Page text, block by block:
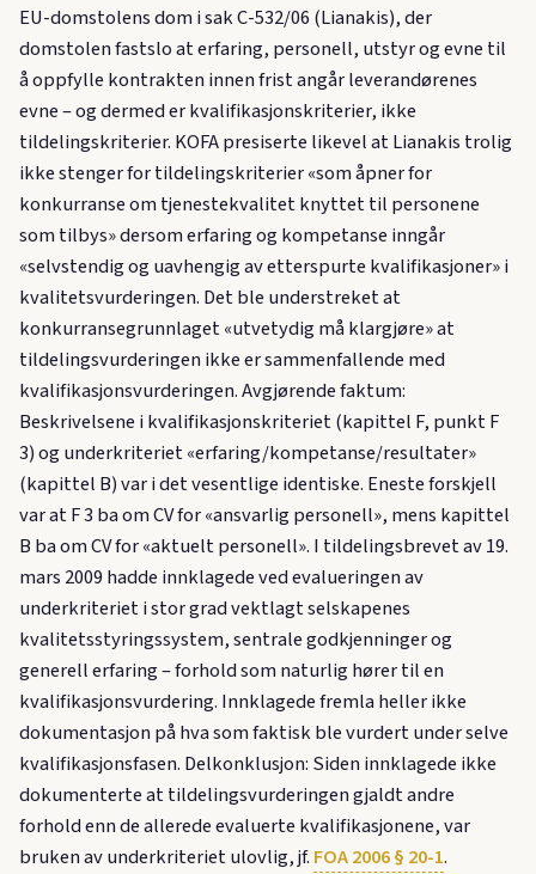
EU-domstolens dom i sak C-532/06 (Lianakis), der
domstolen fastslo at erfaring, personell, utstyr og evne til
å oppfylle kontrakten innen frist angår leverandørenes
evne – og dermed er kvalifikasjonskriterier, ikke
tildelingskriterier. KOFA presiserte likevel at Lianakis trolig
ikke stenger for tildelingskriterier «som åpner for
konkurranse om tjenestekvalitet knyttet til personene
som tilbys» dersom erfaring og kompetanse inngår
«selvstendig og uavhengig av etterspurte kvalifikasjoner» i
kvalitetsvurderingen. Det ble understreket at
konkurransegrunnlaget «utvetydig må klargjøre» at
tildelingsvurderingen ikke er sammenfallende med
kvalifikasjonsvurderingen. Avgjørende faktum:
Beskrivelsene i kvalifikasjonskriteriet (kapittel F, punkt F
3) og underkriteriet «erfaring/kompetanse/resultater»
(kapittel B) var i det vesentlige identiske. Eneste forskjell
var at F 3 ba om CV for «ansvarlig personell», mens kapittel
B ba om CV for «aktuelt personell». I tildelingsbrevet av 19.
mars 2009 hadde innklagede ved evalueringen av
underkriteriet i stor grad vektlagt selskapenes
kvalitetsstyringssystem, sentrale godkjenninger og
generell erfaring – forhold som naturlig hører til en
kvalifikasjonsvurdering. Innklagede fremla heller ikke
dokumentasjon på hva som faktisk ble vurdert under selve
kvalifikasjonsfasen. Delkonklusjon: Siden innklagede ikke
dokumenterte at tildelingsvurderingen gjaldt andre
forhold enn de allerede evaluerte kvalifikasjonene, var
bruken av underkriteriet ulovlig, jf. FOA 2006 § 20-1.